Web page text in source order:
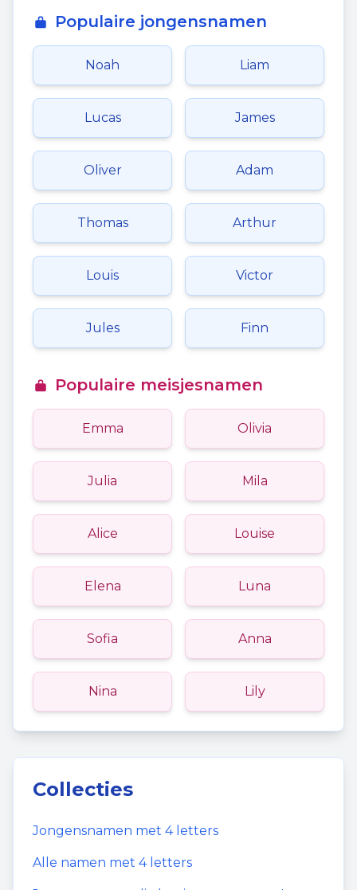
Populaire jongensnamen
Noah Liam
Lucas James
Oliver Adam
Thomas Arthur
Louis Victor
Jules Finn
Populaire meisjesnamen
Emma Olivia
Julia Mila
Alice Louise
Elena Luna
Sofia Anna
Nina Lily
Collecties
Jongensnamen met 4letters
Alle namen met 4letters